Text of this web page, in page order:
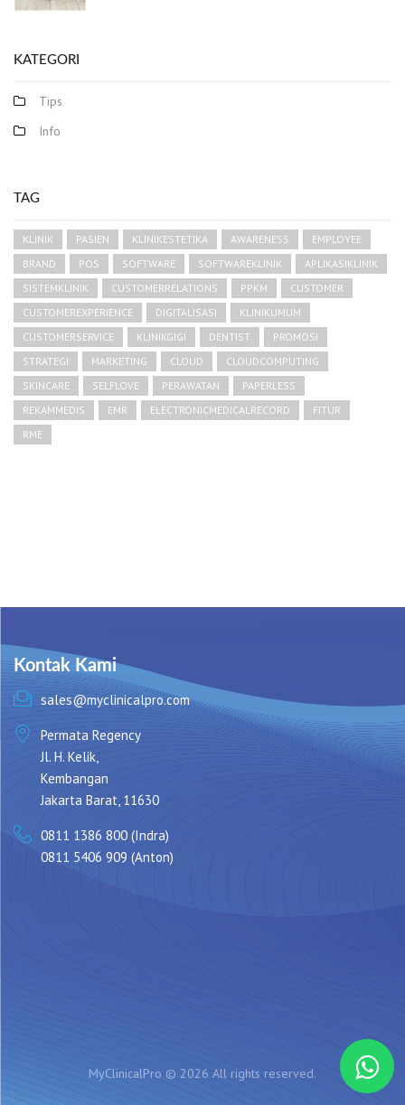
KATEGORI
Tips
Info
TAG
KLINIK PASIEN KLINIKESTETIKA AWARENESS
EMPLOYEE
BRAND
POS SOFTWARE SOFTWAREKLINIK
APLIKASIKLINIK
SISTEMKLINIK
CUSTOMERRELATIONS PPKM
CUSTOMER
CUSTOMEREXPERIENCE
DIGITALISASI
KLINIKUMUM
CUSTOMERSERVICE
KLINIKGIGI DENTIST
PROMOSI
STRATEGI
MARKETING CLOUD
CLOUDCOMPUTING
SKINCARE
SELFLOVE PERAWATAN
PAPERLESS
REKAMMEDIS
EMR ELECTRONICMEDICALRECORD
FITUR
RME
Kontak Kami
sales@myclinicalpro.com
Permata Regency
Jl. H. Kelik,
Kembangan
Jakarta Barat, 11630
0811 1386 800 (Indra)
0811 5406 909 (Anton)
MyClinicalPro © 2026 All rights reserved.